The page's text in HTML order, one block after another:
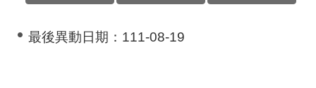
最後異動日期： 111-08-19